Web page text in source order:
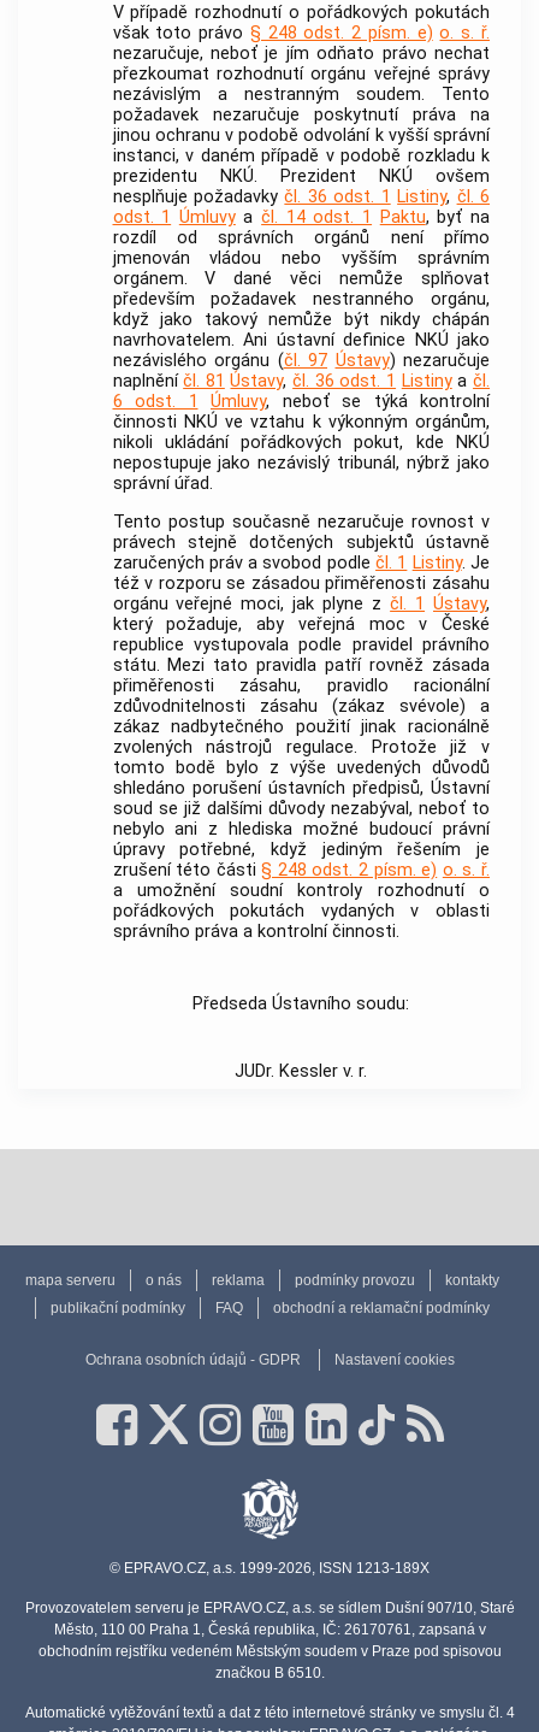
V případě rozhodnutí o pořádkových pokutách
však toto právo § 248 odst. 2 písm. e) o. s. ř.
nezaručuje, neboť je jím odňato právo nechat
přezkoumat rozhodnutí orgánu veřejné správy
nezávislým a nestranným soudem. Tento
požadavek nezaručuje poskytnutí práva na
jinou ochranu v podobě odvolání k vyšší správní
instanci, v daném případě v podobě rozkladu k
prezidentu NKÚ. Prezident NKÚ ovšem
nesplňuje požadavkyčl. 36 odst. 1 Listiny, čl. 6
odst. 1 Úmluvyačl. 14 odst. 1 Paktu, byť na
rozdíl od správních orgánů není přímo
jmenován vládou nebo vyšším správním
orgánem. V dané věci nemůže splňovat
především požadavek nestranného orgánu,
když jako takový nemůže být nikdy chápán
navrhovatelem. Ani ústavní definice NKÚ jako
nezávislého orgánu (čl. 97 Ústavy) nezaručuje
naplněníčl. 81 Ústavy,čl. 36 odst. 1 Listinyačl.
6 odst. 1
Úmluvy, neboť se týká kontrolní
činnosti NKÚ ve vztahu k výkonným orgánům,
nikoli ukládání pořádkových pokut, kde NKÚ
nepostupuje jako nezávislý tribunál, nýbrž jako
správní úřad.
Tento postup současně nezaručuje rovnost v
právech stejně dotčených subjektů ústavně
zaručených práv a svobod podlečl. 1 Listiny. Je
též v rozporu se zásadou přiměřenosti zásahu
orgánu veřejné moci, jak plyne zčl. 1 Ústavy,
který požaduje, aby veřejná moc v České
republice vystupovala podle pravidel právního
státu. Mezi tato pravidla patří rovněž zásada
přiměřenosti zásahu, pravidlo racionální
zdůvodnitelnosti zásahu (zákaz svévole) a
zákaz nadbytečného použití jinak racionálně
zvolených nástrojů regulace. Protože již v
tomto bodě bylo z výše uvedených důvodů
shledáno porušení ústavních předpisů, Ústavní
soud se již dalšími důvody nezabýval, neboť to
nebylo ani z hlediska možné budoucí právní
úpravy potřebné, když jediným řešením je
zrušení této části§ 248 odst. 2 písm. e) o. s. ř.
a umožnění soudní kontroly rozhodnutí o
pořádkových pokutách vydaných v oblasti
správního práva a kontrolní činnosti.
Předseda Ústavního soudu:
JUDr. Kessler v. r.
mapa serveru o nás reklama podmínky provozu
kontakty
publikační podmínky
FAQ obchodní a reklamační podmínky
Ochrana osobních údajů - GDPR Nastavení cookies
© EPRAVO.CZ, a.s. 1999-2026, ISSN 1213-189X
Provozovatelem serveru je EPRAVO.CZ, a.s. se sídlem Dušní 907/10, Staré
Město, 110 00 Praha 1, Česká republika, IČ: 26170761, zapsaná v
obchodním rejstříku vedeném Městským soudem v Praze pod spisovou
značkou B 6510.
Automatické vytěžování textů a dat z této internetové stránky ve smyslu čl. 4